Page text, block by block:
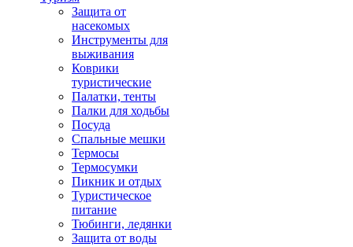
Защита от
насекомых
Инструменты для
выживания
Коврики
туристические
Палатки, тенты
Палки для ходьбы
Посуда
Спальные мешки
Термосы
Термосумки
Пикник и отдых
Туристическое
питание
Тюбинги, ледянки
Защита от воды